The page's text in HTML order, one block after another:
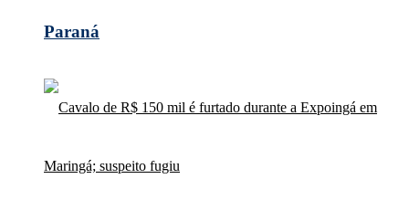
Paraná